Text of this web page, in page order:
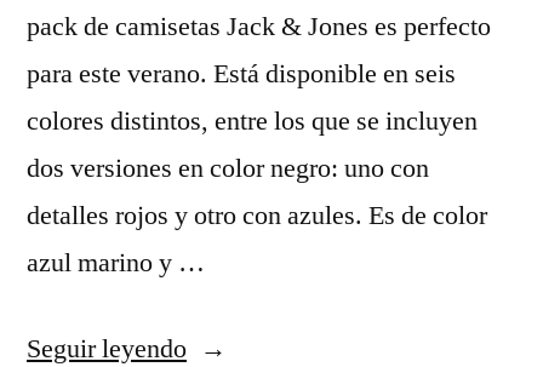
pack de camisetas Jack & Jones es perfecto
para este verano. Está disponible en seis
colores distintos, entre los que se incluyen
dos versiones en color negro: uno con
detalles rojos y otro con azules. Es de color
azul marino y …
Seguir leyendo«comprar